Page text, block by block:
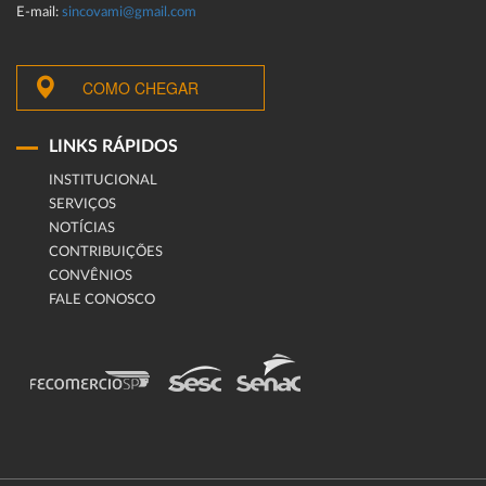
E-mail: sincovami@gmail.com
COMO CHEGAR
LINKS RÁPIDOS
INSTITUCIONAL
SERVIÇOS
NOTÍCIAS
CONTRIBUIÇÕES
CONVÊNIOS
FALE CONOSCO